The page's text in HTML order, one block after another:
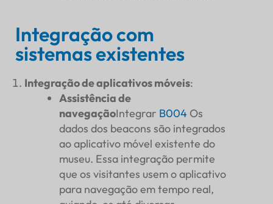
Integração com
sistemas existentes
Integração de aplicativos móveis:
Assistência de
navegaçãoIntegrar B004 Os
dados dos beacons são integrados
ao aplicativo móvel existente do
museu. Essa integração permite
que os visitantes usem o aplicativo
para navegação em tempo real,